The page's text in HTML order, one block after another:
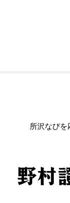
所沢なび